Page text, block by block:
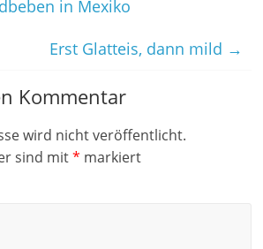
in Mexiko
Erst Glatteis, dann mild →
Kommentar
wird nicht veröffentlicht.
sind mit* markiert